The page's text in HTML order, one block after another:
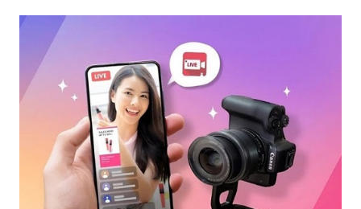
dụng điện thoại xuất hiện các hoạt động phát trực tiếp nội dung
nhạy cảm, có dấu hiệu vi phạm pháp luật. Ngay sau khi tiếp
nhận, đơn vị đã nhanh chóng tổ chức xác minh, thu thập dữ liệu
để làm rõ. Kết quả điều tra ban đầu xác định, Triệu Thị Dung
(sinh năm 1994), trú tại xã Phủ Thông, tỉnh Thái Nguyên, cùng
một số đối tượng khác đã tham gia tổ chức livestream nội dung
đồi trụy nhằm mục đích thu lợi. Các đối tượng liên quan gồm
L.V.D (sinh ...